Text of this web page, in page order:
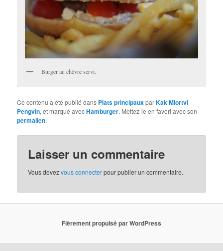
Burger au chèvre servi.
Ce contenu a été publié dans Plats principauxparKak Miortvi
Pengvin, et marqué avecHamburger. Mettez-le en favori avec son
permalien.
Laisser un commentaire
Vous devezvous connecterpour publier un commentaire.
Fièrement propulsé par WordPress